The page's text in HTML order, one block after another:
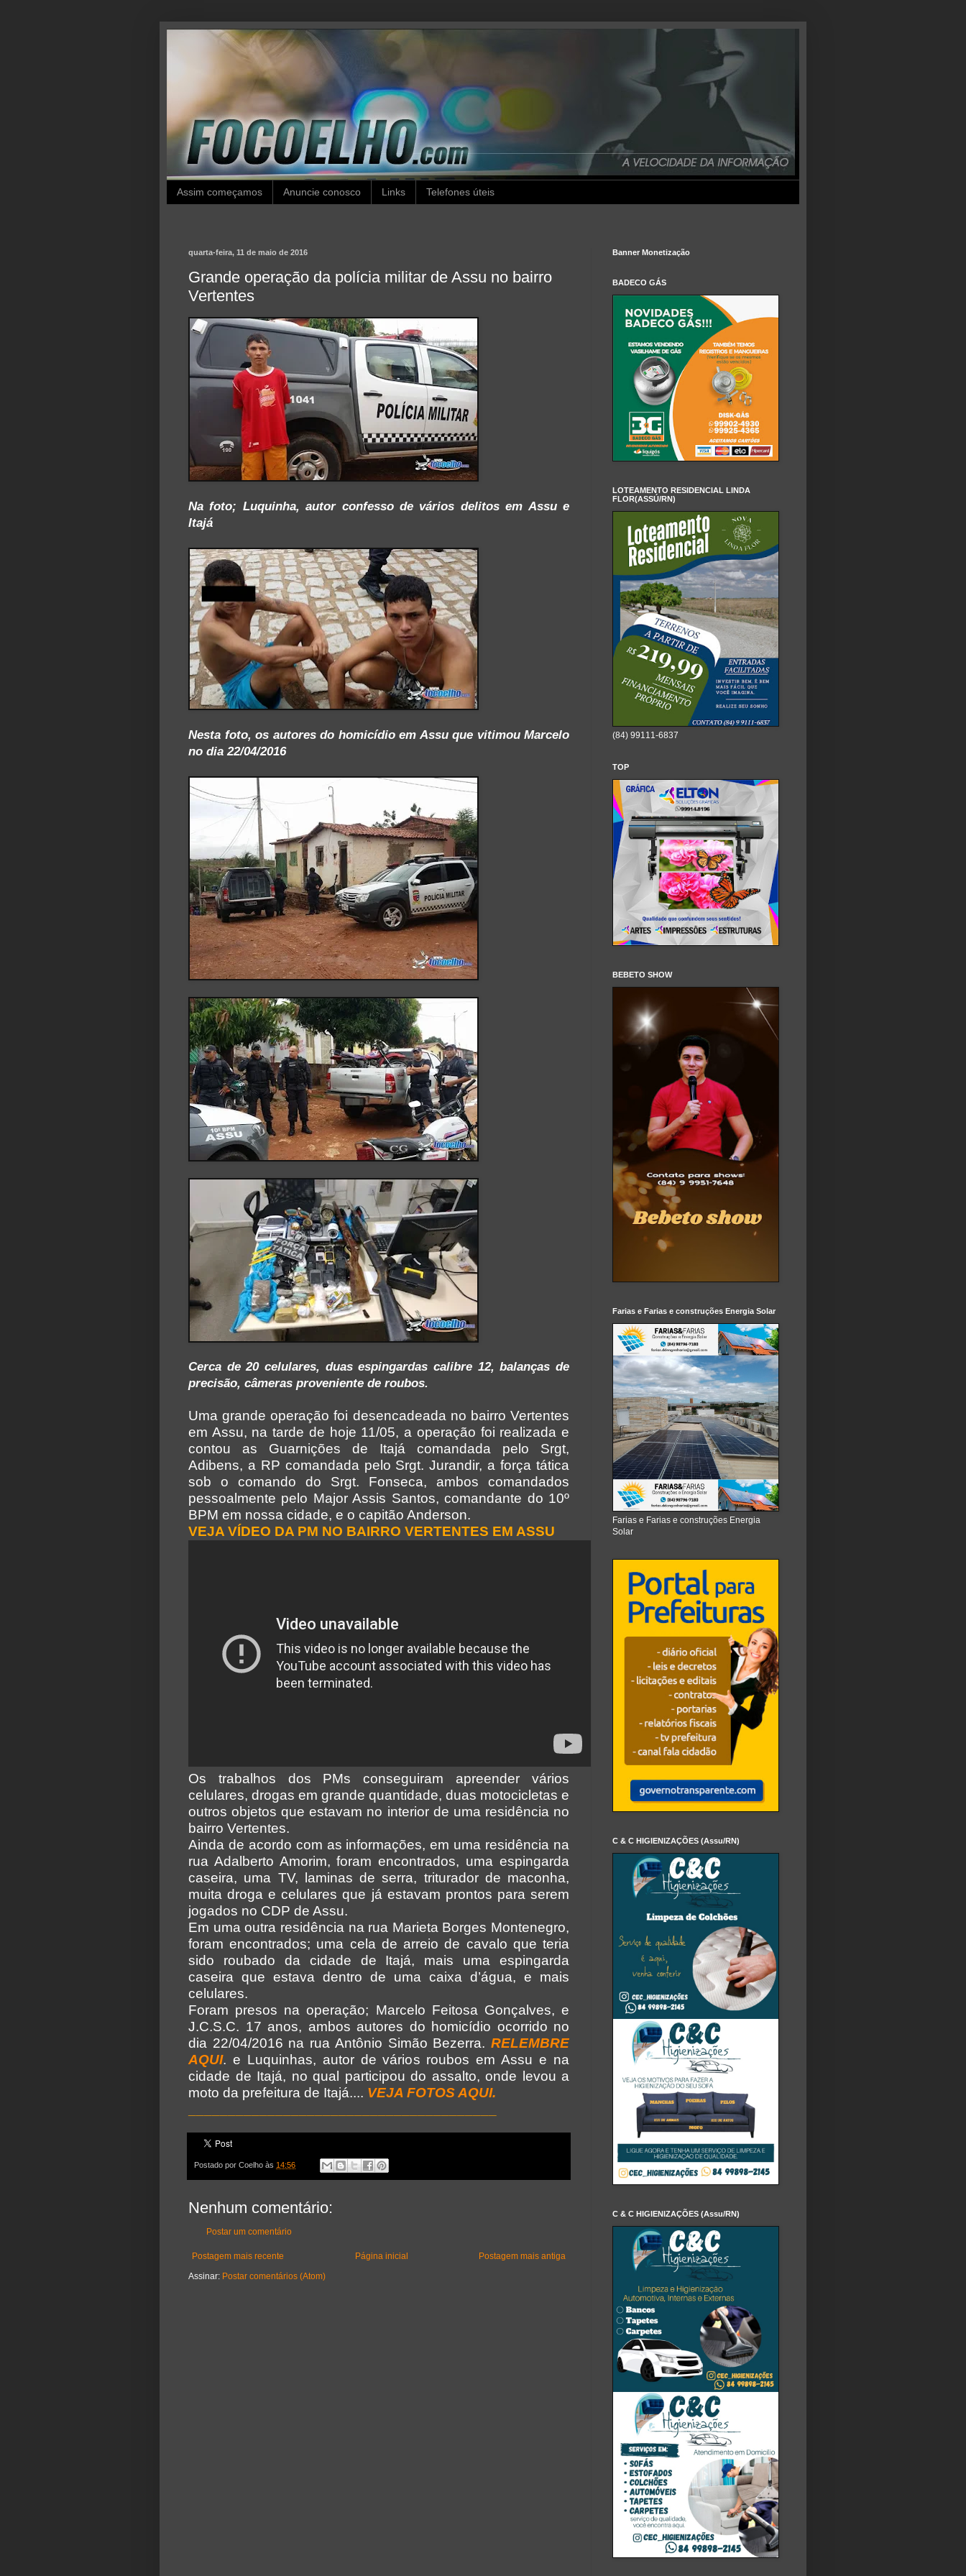
Assim começamos Anuncie conosco Links Telefones úteis
quarta-feira, 11 de maio de 2016
Grande operação da polícia militar de Assu no bairro
Vertentes
Na foto; Luquinha, autor confesso de vários delitos em Assu e
Itajá
Nesta foto, os autores do homicídio em Assu que vitimou Marcelo
no dia 22/04/2016
Cerca de 20 celulares, duas espingardas calibre 12, balanças de
precisão, câmeras proveniente de roubos.
Uma grande operação foi desencadeada no bairro Vertentes
em Assu, na tarde de hoje 11/05, a operação foi realizada e
contou as Guarnições de Itajá comandada pelo Srgt,
Adibens, a RP comandada pelo Srgt. Jurandir, a força tática
sob o comando do Srgt. Fonseca, ambos comandados
pessoalmente pelo Major Assis Santos, comandante do 10º
BPM em nossa cidade, e o capitão Anderson.
VEJA VÍDEO DA PM NO BAIRRO VERTENTES EM ASSU
Os trabalhos dos PMs conseguiram apreender vários
celulares, drogas em grande quantidade, duas motocicletas e
outros objetos que estavam no interior de uma residência no
bairro Vertentes.
Ainda de acordo com as informações, em uma residência na
rua Adalberto Amorim, foram encontrados, uma espingarda
caseira, uma TV, laminas de serra, triturador de maconha,
muita droga e celulares que já estavam prontos para serem
jogados no CDP de Assu.
Em uma outra residência na rua Marieta Borges Montenegro,
foram encontrados; uma cela de arreio de cavalo que teria
sido roubado da cidade de Itajá, mais uma espingarda
caseira que estava dentro de uma caixa d’água, e mais
celulares.
Foram presos na operação; Marcelo Feitosa Gonçalves, e
J.C.S.C. 17 anos, ambos autores do homicídio ocorrido no
dia 22/04/2016 na rua Antônio Simão Bezerra. RELEMBRE
AQUI. e Luquinhas, autor de vários roubos em Assu e na
cidade de Itajá, no qual participou do assalto, onde levou a
moto da prefeitura de Itajá.... VEJA FOTOS AQUI.
Postado por Coelho às 14:56
Nenhum comentário:
Postar um comentário
Postagem mais recente Postagem mais antiga
Página inicial
Assinar: Postar comentários (Atom)
Banner Monetização
BADECO GÁS
LOTEAMENTO RESIDENCIAL LINDA
FLOR(ASSÚ/RN)
(84) 99111-6837
TOP
BEBETO SHOW
Farias e Farias e construções Energia Solar
Farias e Farias e construções Energia
Solar
C & C HIGIENIZAÇÕES (Assu/RN)
C & C HIGIENIZAÇÕES (Assu/RN)